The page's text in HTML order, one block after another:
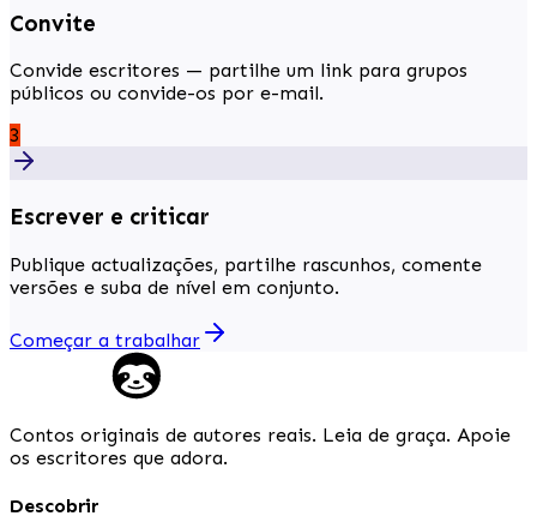
Convite
Convide escritores — partilhe um link para grupos
públicos ou convide-os por e-mail.
3
Escrever e criticar
Publique actualizações, partilhe rascunhos, comente
versões e suba de nível em conjunto.
Começar a trabalhar
Contos originais de autores reais. Leia de graça. Apoie
os escritores que adora.
Descobrir